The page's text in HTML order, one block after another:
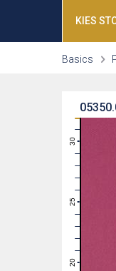
KIES
Basics
20
21
22
23
24
25
26
27
28
29
30